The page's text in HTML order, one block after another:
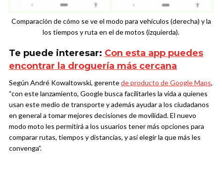
Comparación de cómo se ve el modo para vehículos (derecha) y la
los tiempos y ruta en el de motos (izquierda).
Te puede interesar: Con esta app puedes
encontrar la droguería más cercana
Según André Kowaltowski, gerentede producto de Google Maps,
“con este lanzamiento, Google busca facilitarles la vida a quienes
usan este medio de transporte y además ayudar a los ciudadanos
en general a tomar mejores decisiones de movilidad. El nuevo
modo moto les permitirá a los usuarios tener más opciones para
comparar rutas, tiempos y distancias, y así elegir la que más les
convenga”.